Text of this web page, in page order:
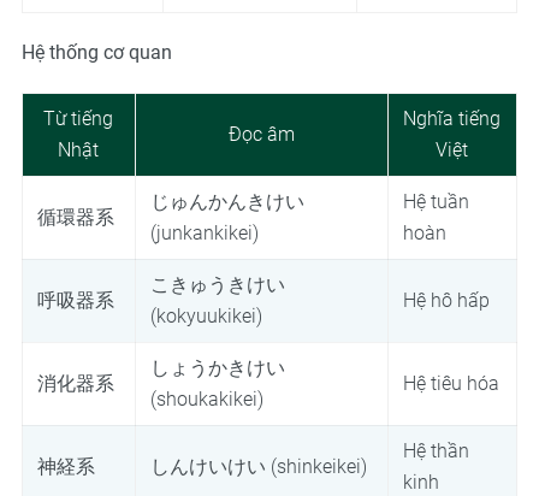
Hệ thống cơ quan
Từ tiếng
Nhật
Đọc âm
Nghĩa tiếng
Việt
循環器系
じゅんかんきけい
(junkankikei)
Hệ tuần
hoàn
呼吸器系
こきゅうきけい
(kokyuukikei)
Hệ hô hấp
消化器系
しょうかきけい
(shoukakikei)
Hệ tiêu hóa
神経系 しんけいけい (shinkeikei)
Hệ thần
kinh